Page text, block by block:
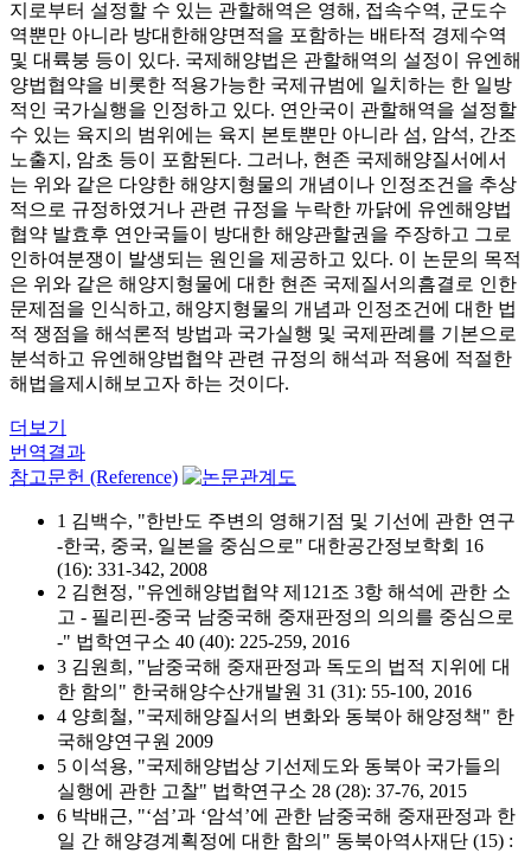
지로부터 설정할 수 있는 관할해역은 영해, 접속수역, 군도수
역뿐만 아니라 방대한해양면적을 포함하는 배타적 경제수역
및 대륙붕 등이 있다. 국제해양법은 관할해역의 설정이 유엔해
양법협약을 비롯한 적용가능한 국제규범에 일치하는 한 일방
적인 국가실행을 인정하고 있다. 연안국이 관할해역을 설정할
수 있는 육지의 범위에는 육지 본토뿐만 아니라 섬, 암석, 간조
노출지, 암초 등이 포함된다. 그러나, 현존 국제해양질서에서
는 위와 같은 다양한 해양지형물의 개념이나 인정조건을 추상
적으로 규정하였거나 관련 규정을 누락한 까닭에 유엔해양법
협약 발효후 연안국들이 방대한 해양관할권을 주장하고 그로
인하여분쟁이 발생되는 원인을 제공하고 있다. 이 논문의 목적
은 위와 같은 해양지형물에 대한 현존 국제질서의흠결로 인한
문제점을 인식하고, 해양지형물의 개념과 인정조건에 대한 법
적 쟁점을 해석론적 방법과 국가실행 및 국제판례를 기본으로
분석하고 유엔해양법협약 관련 규정의 해석과 적용에 적절한
해법을제시해보고자 하는 것이다.
더보기
번역결과
참고문헌 (Reference)
1 김백수, "한반도 주변의 영해기점 및 기선에 관한 연구
-한국, 중국, 일본을 중심으로" 대한공간정보학회 16
(16): 331-342, 2008
2 김현정, "유엔해양법협약 제121조 3항 해석에 관한 소
고 - 필리핀-중국 남중국해 중재판정의 의의를 중심으로
-" 법학연구소 40 (40): 225-259, 2016
3 김원희, "남중국해 중재판정과 독도의 법적 지위에 대
한 함의" 한국해양수산개발원 31 (31): 55-100, 2016
4 양희철, "국제해양질서의 변화와 동북아 해양정책" 한
국해양연구원 2009
5 이석용, "국제해양법상 기선제도와 동북아 국가들의
실행에 관한 고찰" 법학연구소 28 (28): 37-76, 2015
6 박배근, "‘섬’과 ‘암석’에 관한 남중국해 중재판정과 한
일 간 해양경계획정에 대한 함의" 동북아역사재단 (15) :